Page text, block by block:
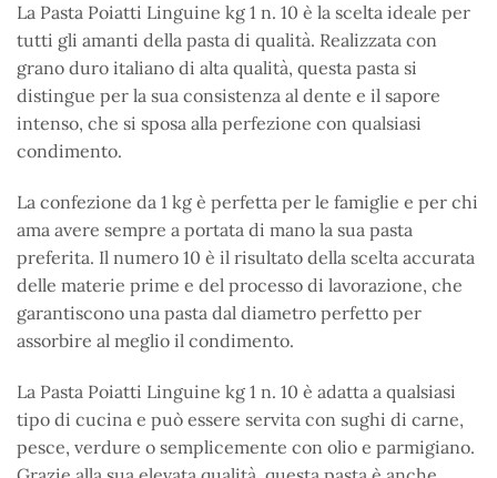
La Pasta Poiatti Linguine kg 1 n. 10 è la scelta ideale per
tutti gli amanti della pasta di qualità. Realizzata con
grano duro italiano di alta qualità, questa pasta si
distingue per la sua consistenza al dente e il sapore
intenso, che si sposa alla perfezione con qualsiasi
condimento.
La confezione da 1 kg è perfetta per le famiglie e per chi
ama avere sempre a portata di mano la sua pasta
preferita. Il numero 10 è il risultato della scelta accurata
delle materie prime e del processo di lavorazione, che
garantiscono una pasta dal diametro perfetto per
assorbire al meglio il condimento.
La Pasta Poiatti Linguine kg 1 n. 10 è adatta a qualsiasi
tipo di cucina e può essere servita con sughi di carne,
pesce, verdure o semplicemente con olio e parmigiano.